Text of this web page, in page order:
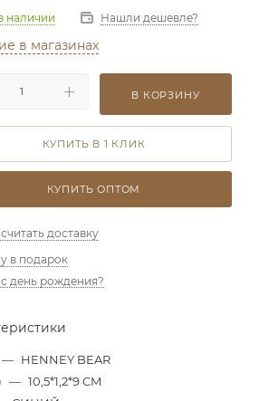
наличии Нашли дешевле?
в магазинах
В КОРЗИНУ
КУПИТЬ В 1 КЛИК
КУПИТЬ ОПТОМ
доставку
в подарок
день рождения?
— HENNEY BEAR
— 10,5*1,2*9 CM